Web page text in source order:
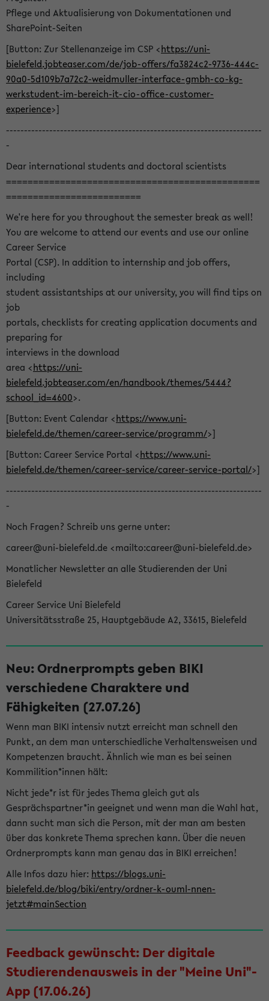
Pflege und Aktualisierung von Dokumentationen und
SharePoint-Seiten
[Button: Zur Stellenanzeige im CSP <https://uni-
bielefeld.jobteaser.com/de/job-offers/fa3824c2-9736-444c-
90a0-5d109b7a72c2-weidmuller-interface-gmbh-co-kg-
werkstudent-im-bereich-it-cio-office-customer-
experience>]
-----------------------------------------------------------------------
-
Dear international students and doctoral scientists
===============================================
=========================
We're here for you throughout the semester break as well!
You are welcome to attend our events and use our online
Career Service
Portal (CSP). In addition to internship and job offers,
including
student assistantships at our university, you will find tips on
job
portals, checklists for creating application documents and
preparing for
interviews in the download
area <https://uni-
bielefeld.jobteaser.com/en/handbook/themes/5444?
school_id=4600>.
[Button: Event Calendar <https://www.uni-
bielefeld.de/themen/career-service/programm/>]
[Button: Career Service Portal <https://www.uni-
bielefeld.de/themen/career-service/career-service-portal/>]
-----------------------------------------------------------------------
-
Noch Fragen? Schreib uns gerne unter:
career@uni-bielefeld.de <mailto:career@uni-bielefeld.de>
Monatlicher Newsletter an alle Studierenden der Uni
Bielefeld
Career Service Uni Bielefeld
Universitätsstraße 25, Hauptgebäude A2, 33615, Bielefeld
Neu: Ordnerprompts geben BIKI
verschiedene Charaktere und
Fähigkeiten (27.07.26)
Wenn man BIKI intensiv nutzt erreicht man schnell den
Punkt, an dem man unterschiedliche Verhaltensweisen und
Kompetenzen braucht. Ähnlich wie man es bei seinen
Kommilition*innen hält:
Nicht jede*r ist für jedes Thema gleich gut als
Gesprächspartner*in geeignet und wenn man die Wahl hat,
dann sucht man sich die Person, mit der man am besten
über das konkrete Thema sprechen kann. Über die neuen
Ordnerprompts kann man genau das in BIKI erreichen!
Alle Infos dazu hier: https://blogs.uni-
bielefeld.de/blog/biki/entry/ordner-k-ouml-nnen-
jetzt#mainSection
Feedback gewünscht: Der digitale
Studierendenausweis in der "Meine Uni"-
App (17.06.26)